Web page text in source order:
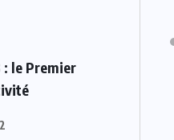
le Premier